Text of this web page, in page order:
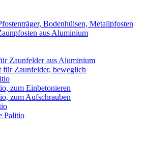
Bodenhülsen, Metallpfosten
aus Aluminium
Zaunfelder aus Aluminium
für Zaunfelder, beweglich
zum Einbetonieren
zum Aufschrauben
Palitio